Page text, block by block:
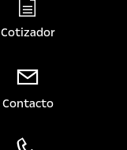
Cotizador
Contacto